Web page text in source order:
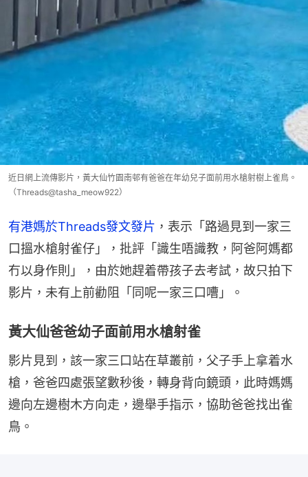
近日網上流傳影片，黃大仙竹園南邨有爸爸在年幼兒子面前用水槍射樹上雀鳥。
（Threads@tasha_meow922）
有港媽於Threads發文發片 ，表示「路過見到一家三
口搵水槍射雀仔」，批評「識生唔識教，阿爸阿媽都
冇以身作則」，由於她趕着帶孩子去考試，故只拍下
影片，未有上前勸阻「同呢一家三口嘈」。
黃大仙爸爸幼子面前用水槍射雀
影片見到，該一家三口站在草叢前，父子手上拿着水
槍，爸爸四處張望數秒後，轉身背向鏡頭，此時媽媽
邊向左邊樹木方向走，邊舉手指示，協助爸爸找出雀
鳥。